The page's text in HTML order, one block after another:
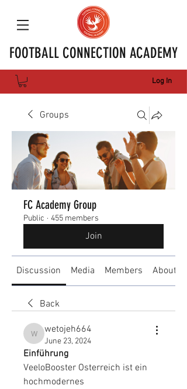
FOOTBALL CONNECTION ACADEMY
Log In
Groups
FC Academy Group
Public · 455 members
Join
Discussion Media Members About
Back
wetojeh664
wetojeh664
June 23, 2024
Einführung
VeeloBooster Osterreich ist ein
hochmodernes